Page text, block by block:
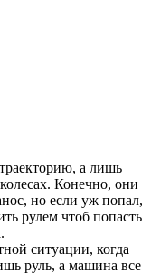
а лишь
Конечно, они
но если уж попал,
рулем чтоб попасть
ситуации, когда
руль, а машина все